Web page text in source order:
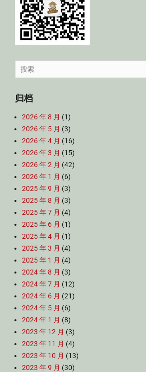
Search
for:
归档
2026 年 8 月 (1)
2026 年 5 月 (3)
2026 年 4 月 (16)
2026 年 3 月 (15)
2026 年 2 月 (42)
2026 年 1 月 (6)
2025 年 9 月 (3)
2025 年 8 月 (3)
2025 年 7 月 (4)
2025 年 6 月 (1)
2025 年 4 月 (1)
2025 年 3 月 (4)
2025 年 1 月 (4)
2024 年 8 月 (3)
2024 年 7 月 (12)
2024 年 6 月 (21)
2024 年 5 月 (6)
2024 年 1 月 (8)
2023 年 12 月 (3)
2023 年 11 月 (4)
2023 年 10 月 (13)
2023 年 9 月 (30)